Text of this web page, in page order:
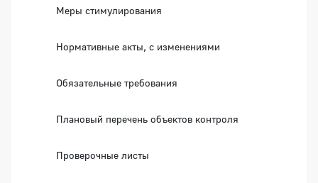
Меры стимулирования
Нормативные акты, с изменениями
Обязательные требования
Плановый перечень объектов контроля
Проверочные листы